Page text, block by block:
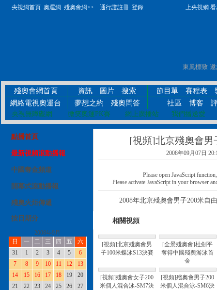
央視網首頁 奧運網 殘奧會網>> 通行證註冊 登錄 上央視網 看奧
殘奧會網首頁 資訊 圖片 搜索 節目單 賽程表
網絡電視奧運台
夢想之約 殘奧問答 社區 博客
央視無障礙網 微笑奧運PK賽 網上廣播站 我們播送愛
點播首頁
最新視頻滾動播報
中國奪金頻道
開幕式滾動播報
殘奧火炬傳遞
按日期分
2008年9月
日
一 二 三 四 五
六
31
1 2 3 4 5
6
7
8 9 10 11 12
13
14
15 16 17 18 19
20
21
22 23 24 25 26
27
[視頻]北京殘奧會男
2008年09月07日
Please open JavaScript
Please activate JavaScript in your browser
2008年北京殘奧會男子200米自由
相關視頻
[視頻]北京殘奧會男
子100米蝶泳S13決賽
[全景殘奧會]杜劍平
奪得中國殘奧游泳首
金
[視頻]殘奧會女子200
米個人混合泳-SM7決
[視頻]殘奧會男子200
米個人混合泳-SM6決